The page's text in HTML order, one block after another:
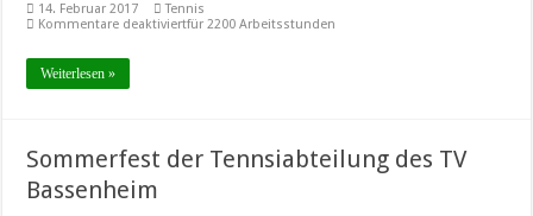
14. Februar 2017
Tennis
Kommentare deaktiviertfür 2200 Arbeitsstunden
Weiterlesen »
Sommerfest der Tennsiabteilung des TV
Bassenheim